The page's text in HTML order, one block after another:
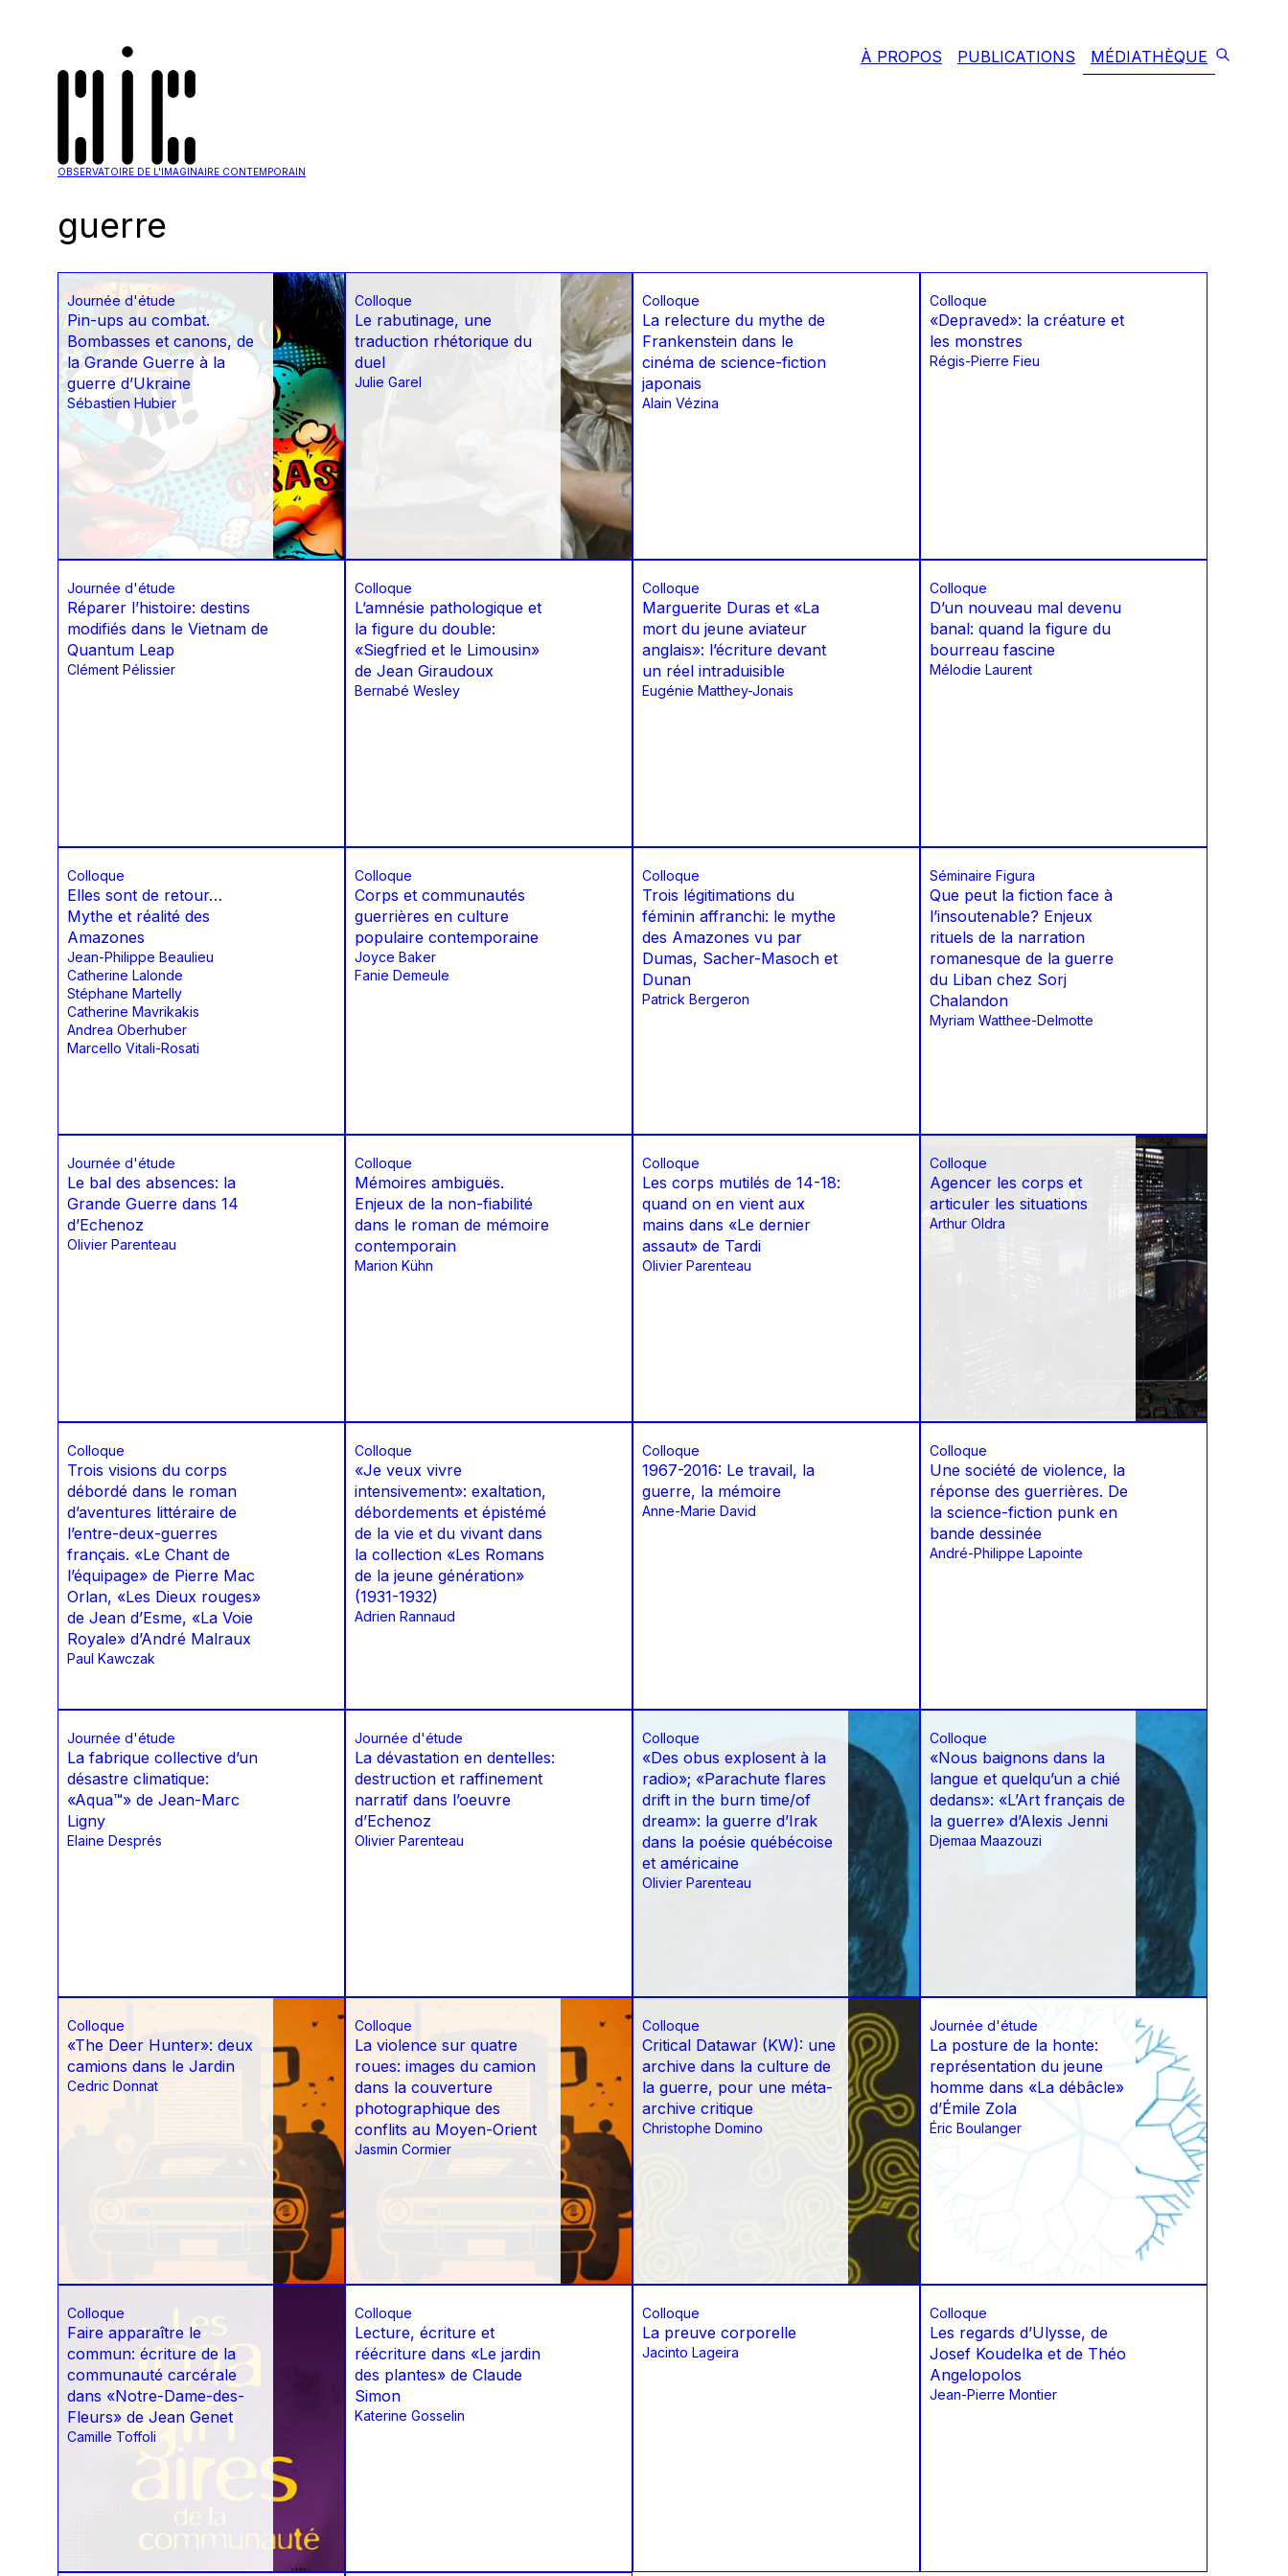
OBSERVATOIRE DE L'IMAGINAIRE CONTEMPORAIN
À PROPOS PUBLICATIONS MÉDIATHÈQUE
guerre
Journée d'étude
Pin-ups au combat.
Bombasses et canons, de
la Grande Guerre à la
guerre d’Ukraine
Sébastien Hubier
Colloque
Le rabutinage, une
traduction rhétorique du
duel
Julie Garel
Colloque
La relecture du mythe de
Frankenstein dans le
cinéma de science-fiction
japonais
Alain Vézina
Colloque
«Depraved»: la créature et
les monstres
Régis-Pierre Fieu
Journée d'étude
Réparer l’histoire: destins
modifiés dans le Vietnam de
Quantum Leap
Clément Pélissier
Colloque
L’amnésie pathologique et
la figure du double:
«Siegfried et le Limousin»
de Jean Giraudoux
Bernabé Wesley
Colloque
Marguerite Duras et «La
mort du jeune aviateur
anglais»: l’écriture devant
un réel intraduisible
Eugénie Matthey-Jonais
Colloque
D’un nouveau mal devenu
banal: quand la figure du
bourreau fascine
Mélodie Laurent
Colloque
Elles sont de retour…
Mythe et réalité des
Amazones
Jean-Philippe Beaulieu
Catherine Lalonde
Stéphane Martelly
Catherine Mavrikakis
Andrea Oberhuber
Marcello Vitali-Rosati
Colloque
Corps et communautés
guerrières en culture
populaire contemporaine
Joyce Baker
Fanie Demeule
Colloque
Trois légitimations du
féminin affranchi: le mythe
des Amazones vu par
Dumas, Sacher-Masoch et
Dunan
Patrick Bergeron
Séminaire Figura
Que peut la fiction face à
l’insoutenable? Enjeux
rituels de la narration
romanesque de la guerre
du Liban chez Sorj
Chalandon
Myriam Watthee-Delmotte
Journée d'étude
Le bal des absences: la
Grande Guerre dans 14
d’Echenoz
Olivier Parenteau
Colloque
Mémoires ambiguës.
Enjeux de la non-fiabilité
dans le roman de mémoire
contemporain
Marion Kühn
Colloque
Les corps mutilés de 14-18:
quand on en vient aux
mains dans «Le dernier
assaut» de Tardi
Olivier Parenteau
Colloque
Agencer les corps et
articuler les situations
Arthur Oldra
Colloque
Trois visions du corps
débordé dans le roman
d’aventures littéraire de
l’entre-deux-guerres
français. «Le Chant de
l’équipage» de Pierre Mac
Orlan, «Les Dieux rouges»
de Jean d’Esme, «La Voie
Royale» d’André Malraux
Paul Kawczak
Colloque
«Je veux vivre
intensivement»: exaltation,
débordements et épistémé
de la vie et du vivant dans
la collection «Les Romans
de la jeune génération»
(1931-1932)
Adrien Rannaud
Colloque
1967-2016: Le travail, la
guerre, la mémoire
Anne-Marie David
Colloque
Une société de violence, la
réponse des guerrières. De
la science-fiction punk en
bande dessinée
André-Philippe Lapointe
Journée d'étude
La fabrique collective d’un
désastre climatique:
«Aqua™» de Jean-Marc
Ligny
Elaine Després
Journée d'étude
La dévastation en dentelles:
destruction et raffinement
narratif dans l’oeuvre
d’Echenoz
Olivier Parenteau
Colloque
«Des obus explosent à la
radio»; «Parachute flares
drift in the burn time/of
dream»: la guerre d’Irak
dans la poésie québécoise
et américaine
Olivier Parenteau
Colloque
«Nous baignons dans la
langue et quelqu’un a chié
dedans»: «L’Art français de
la guerre» d’Alexis Jenni
Djemaa Maazouzi
Colloque
«The Deer Hunter»: deux
camions dans le Jardin
Cedric Donnat
Colloque
La violence sur quatre
roues: images du camion
dans la couverture
photographique des
conflits au Moyen-Orient
Jasmin Cormier
Colloque
Critical Datawar (KW): une
archive dans la culture de
la guerre, pour une méta-
archive critique
Christophe Domino
Journée d'étude
La posture de la honte:
représentation du jeune
homme dans «La débâcle»
d’Émile Zola
Éric Boulanger
Colloque
Faire apparaître le
commun: écriture de la
communauté carcérale
dans «Notre-Dame-des-
Fleurs» de Jean Genet
Camille Toffoli
Colloque
Lecture, écriture et
réécriture dans «Le jardin
des plantes» de Claude
Simon
Katerine Gosselin
Colloque
La preuve corporelle
Jacinto Lageira
Colloque
Les regards d’Ulysse, de
Josef Koudelka et de Théo
Angelopolos
Jean-Pierre Montier